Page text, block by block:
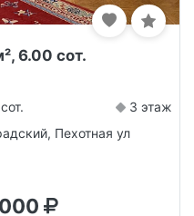
6.00 сот.
3 этаж
Пехотная ул